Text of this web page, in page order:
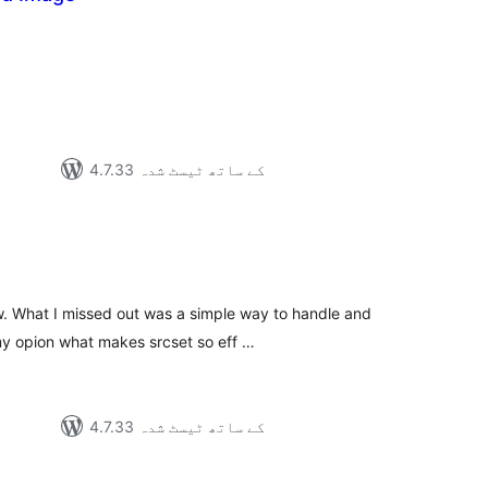
4.7.33 کے ساتھ ٹیسٹ شدہ
What I missed out was a simple way to handle and
opion what makes srcset so eff …
4.7.33 کے ساتھ ٹیسٹ شدہ